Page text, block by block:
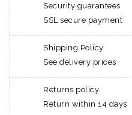
Security guarantees
SSL secure payment
Shipping Policy
See delivery prices
Returns policy
Return within 14 days